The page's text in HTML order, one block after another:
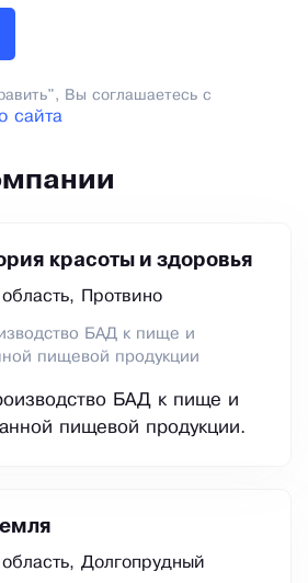
Вы соглашаетесь с
сайта
красоты и здоровья
Протвино
БАД к пище и
пищевой продукции
БАД к пище и
пищевой продукции.
Долгопрудный